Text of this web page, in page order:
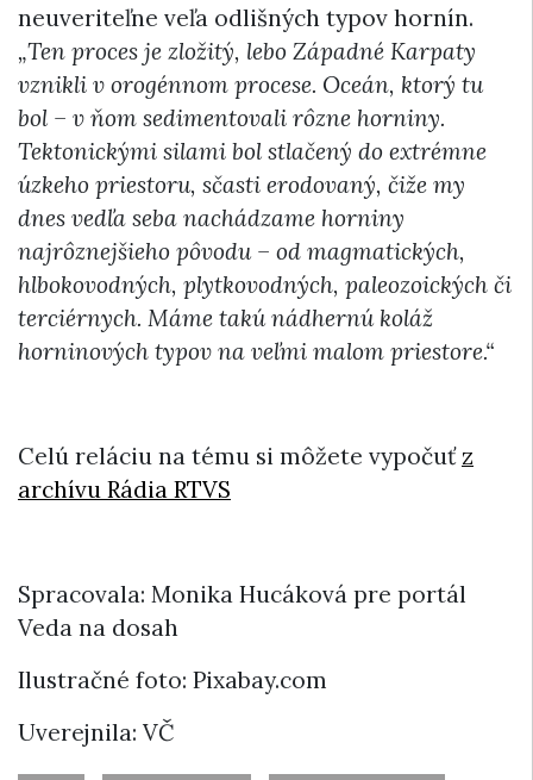
neuveriteľne veľa odlišných typov hornín.
„Ten proces je zložitý, lebo Západné Karpaty
vznikli v orogénnom procese. Oceán, ktorý tu
bol – v ňom sedimentovali rôzne horniny.
Tektonickými silami bol stlačený do extrémne
úzkeho priestoru, sčasti erodovaný, čiže my
dnes vedľa seba nachádzame horniny
najrôznejšieho pôvodu – od magmatických,
hlbokovodných, plytkovodných, paleozoických či
terciérnych. Máme takú nádhernú koláž
horninových typov na veľmi malom priestore.“
Celú reláciu na tému si môžete vypočuť z
archívu Rádia RTVS
Spracovala: Monika Hucáková pre portál
Veda na dosah
Ilustračné foto: Pixabay.com
Uverejnila: VČ